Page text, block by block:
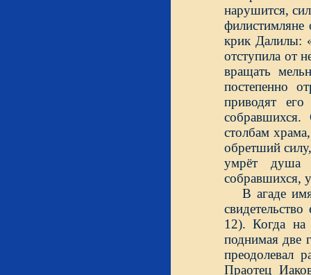
нарушится,
крик Далилы:
отступила от
вращать
постепенно
приводят
столбам
обретший
умрёт душа
собравшихся,
В агаде
12). Когда на
поднимая две
преодолевал
Праотец